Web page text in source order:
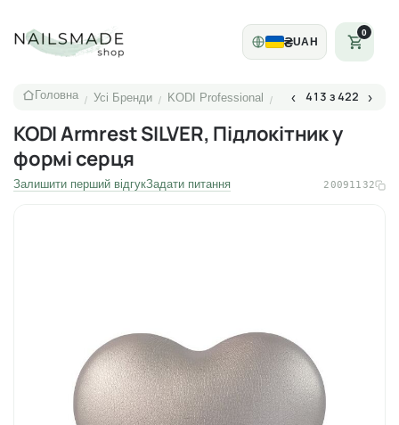
₴UAH
0
Головна / Усі Бренди / KODI Professional / ‹ 413 з 422 ›
KODI Armrest SILVER, Підлокітник у
формі серця
Залишити перший відгукЗадати питання 20091132